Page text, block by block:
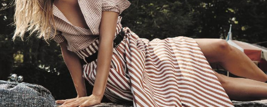
Имиджевый сайт для сети магазинов
Soho Project
Смотреть проект